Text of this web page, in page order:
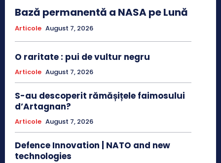
Bază permanentă a NASA pe Lună
Articole August 7, 2026
O raritate : pui de vultur negru
Articole August 7, 2026
S-au descoperit rămășițele faimosului
d’Artagnan?
Articole August 7, 2026
Defence Innovation | NATO and new
technologies